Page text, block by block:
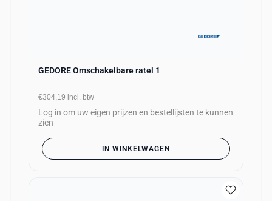
GEDORE Omschakelbare ratel 1
€304,19 incl. btw
Log in om uw eigen prijzen en bestellijsten te kunnen
zien
IN WINKELWAGEN